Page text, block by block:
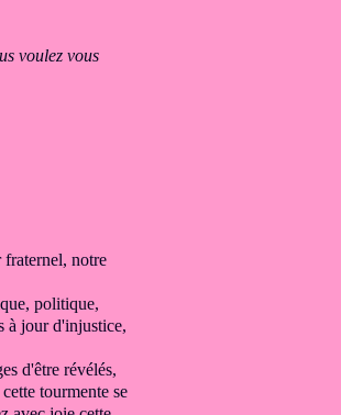
voulez vous
fraternel, notre
politique,
à jourd'injustice,
d'être révélés,
tourmente se